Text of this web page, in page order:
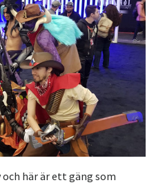
här är ett gäng som